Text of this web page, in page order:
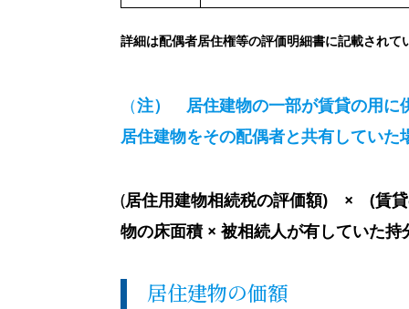
詳細は配偶者居住権等の評価明細書に記載されて
（注） 居住建物の一部が賃貸の用に
居住建物をその配偶者と共有してい
(居住用建物相続税の評価額) × (賃
物の床面積 × 被相続人が有していた持
居住建物の価額